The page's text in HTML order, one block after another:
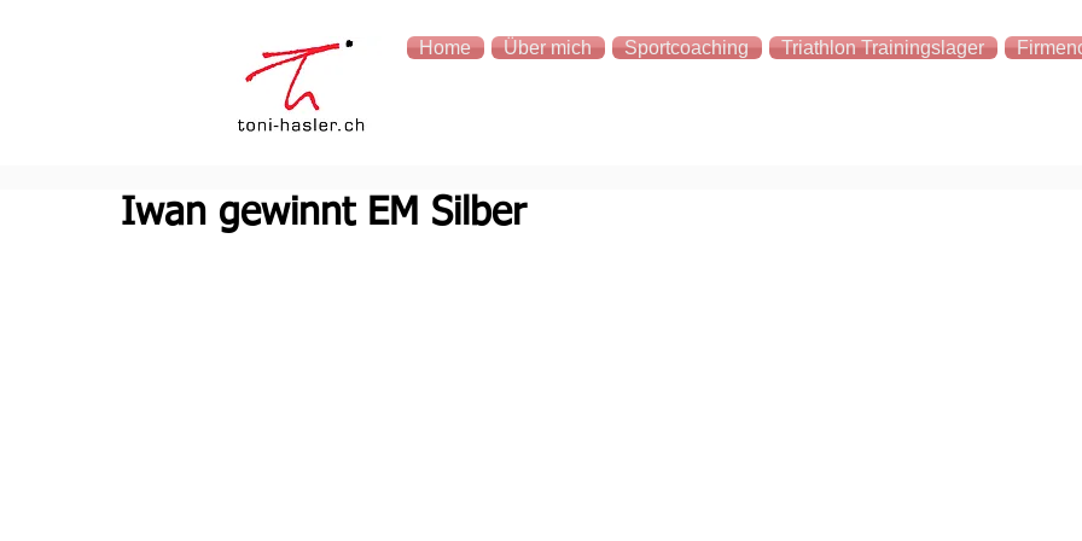
Home Über mich Sportcoaching Triathlon Trainingslager
Iwan gewinnt EM Silber